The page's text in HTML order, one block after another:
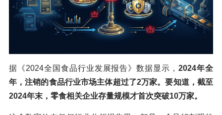
据《2024全国食品行业发展报告》数据显示，2024年全
年，注销的食品行业市场主体超过了2万家。要知道，截至
2024年末，零食相关企业存量规模才首次突破10万家。